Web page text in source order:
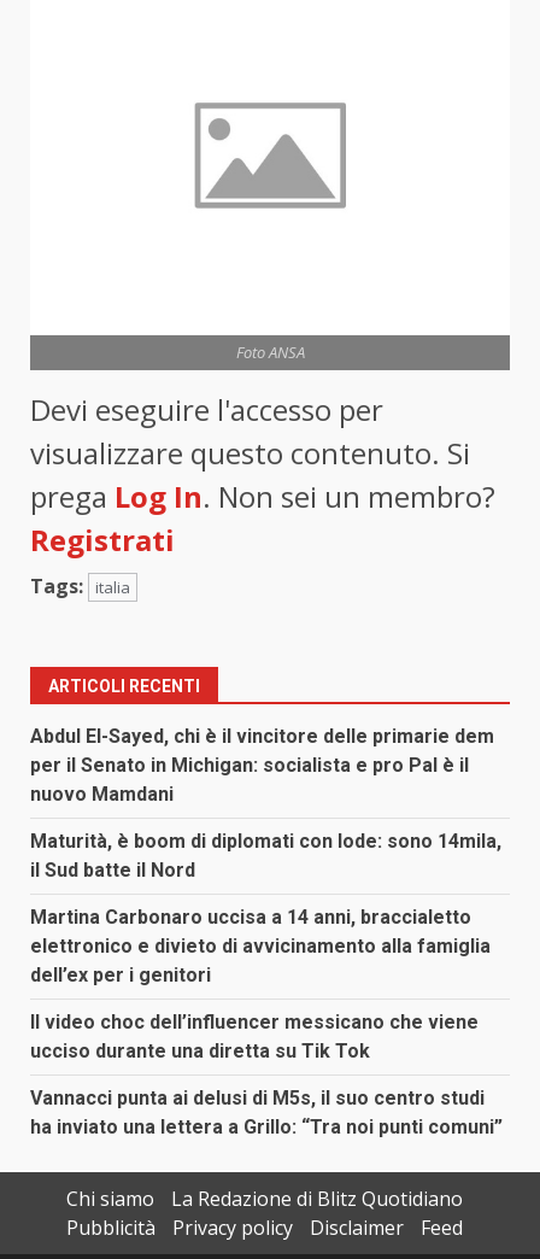
Foto ANSA
Devi eseguire l'accesso per
visualizzare questo contenuto. Si
prega Log In. Non sei un membro?
Registrati
Tags: italia
ARTICOLI RECENTI
Abdul El-Sayed, chi è il vincitore delle primarie dem
per il Senato in Michigan: socialista e pro Pal è il
nuovo Mamdani
Maturità, è boom di diplomati con lode: sono 14mila,
il Sud batte il Nord
Martina Carbonaro uccisa a 14 anni, braccialetto
elettronico e divieto di avvicinamento alla famiglia
dell’ex per i genitori
Il video choc dell’influencer messicano che viene
ucciso durante una diretta su Tik Tok
Vannacci punta ai delusi di M5s, il suo centro studi
ha inviato una lettera a Grillo: “Tra noi punti comuni”
Chi siamo
La Redazione di Blitz Quotidiano
Pubblicità
Privacy policy Disclaimer Feed